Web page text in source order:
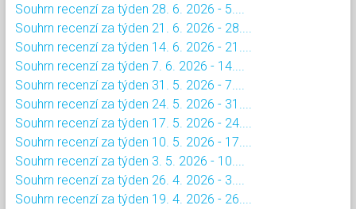
Souhrn recenzí za týden 28. 6. 2026 - 5....
Souhrn recenzí za týden 21. 6. 2026 - 28....
Souhrn recenzí za týden 14. 6. 2026 - 21....
Souhrn recenzí za týden 7. 6. 2026 - 14....
Souhrn recenzí za týden 31. 5. 2026 - 7....
Souhrn recenzí za týden 24. 5. 2026 - 31....
Souhrn recenzí za týden 17. 5. 2026 - 24....
Souhrn recenzí za týden 10. 5. 2026 - 17....
Souhrn recenzí za týden 3. 5. 2026 - 10....
Souhrn recenzí za týden 26. 4. 2026 - 3....
Souhrn recenzí za týden 19. 4. 2026 - 26....